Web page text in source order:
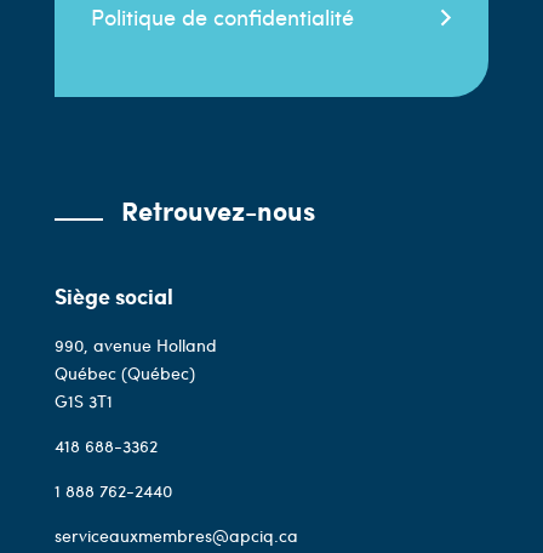
Politique de confidentialité
Retrouvez-nous
Siège social
990, avenue Holland
Québec (Québec)
G1S 3T1
418 688-3362
1 888 762-2440
serviceauxmembres@apciq.ca